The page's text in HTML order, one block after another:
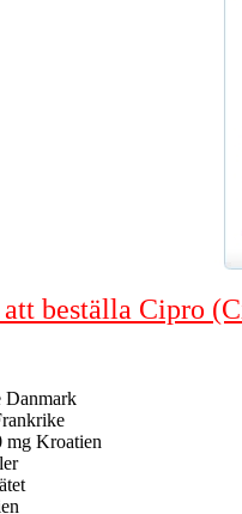
beställa Cipro
Danmark
mg Kroatien